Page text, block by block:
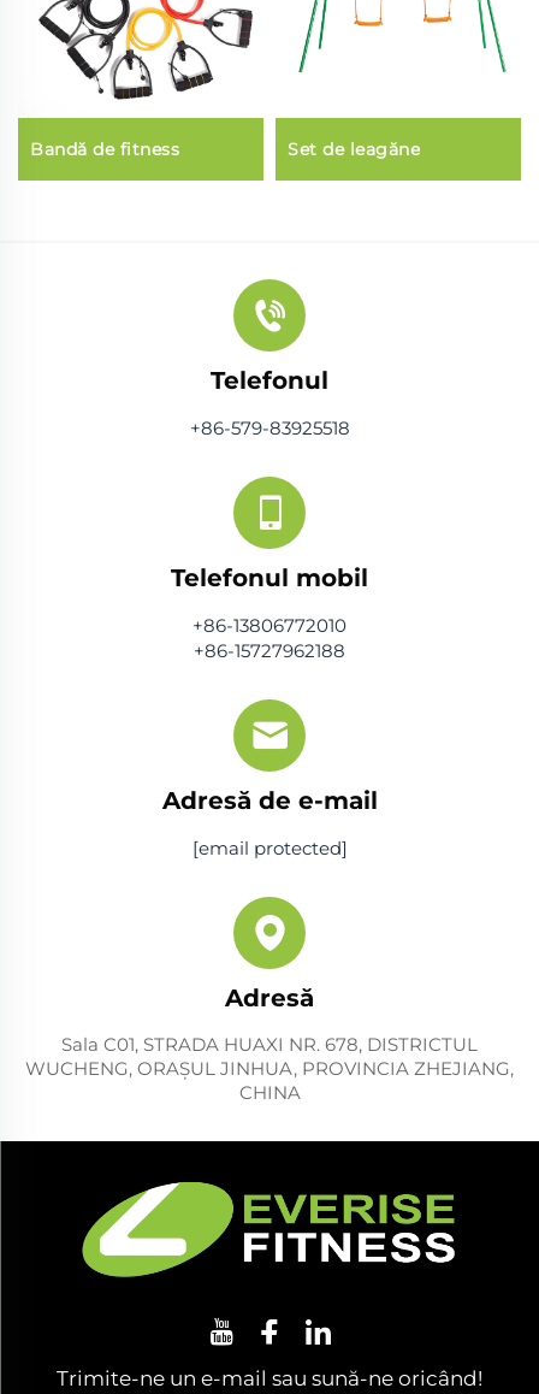
Bandă de fitness Set de leagăne
Telefonul
+86-579-83925518
Telefonul mobil
+86-13806772010
+86-15727962188
Adresă de e-mail
[email protected]
Adresă
Sala C01, STRADA HUAXI NR. 678, DISTRICTUL
WUCHENG, ORAŞUL JINHUA, PROVINCIA ZHEJIANG,
CHINA
Trimite-ne un e-mail sau sună-ne oricând!